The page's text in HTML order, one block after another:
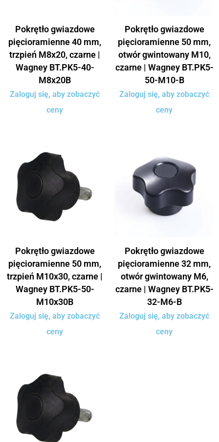
Pokrętło gwiazdowe
pięcioramienne 40 mm,
trzpień M8x20, czarne |
Wagney BT.PK5-40-
M8x20B
Zaloguj się, aby zobaczyć
ceny
Pokrętło gwiazdowe
pięcioramienne 50 mm,
otwór gwintowany M10,
czarne | Wagney BT.PK5-
50-M10-B
Zaloguj się, aby zobaczyć
ceny
Pokrętło gwiazdowe
pięcioramienne 50 mm,
trzpień M10x30, czarne |
Wagney BT.PK5-50-
M10x30B
Zaloguj się, aby zobaczyć
ceny
Pokrętło gwiazdowe
pięcioramienne 32 mm,
otwór gwintowany M6,
czarne | Wagney BT.PK5-
32-M6-B
Zaloguj się, aby zobaczyć
ceny